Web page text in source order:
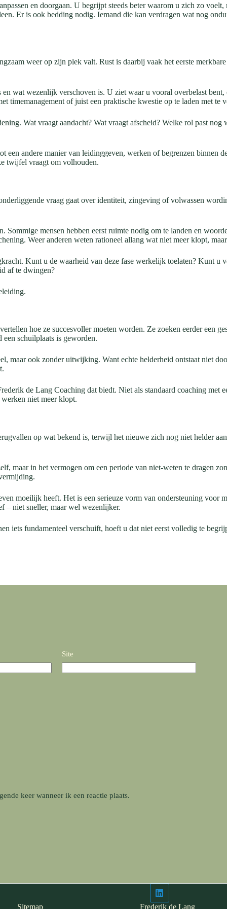
en doorgaan. U begrijpt steeds beter waarom u zich zo
Er is ook bedding nodig. Iemand die kan verdragen wat nog
weer op zijn plek valt. Rust is daarbij vaak het eerste
wat wezenlijk verschoven is. U ziet waar u vooral overbelast
timemanagement of juist een praktische kwestie op te laden met te
Wat vraagt aandacht? Wat vraagt afscheid? Welke rol past
een andere manier van leidinggeven, werken of begrenzen binnen
twijfel vraagt om volhouden.
vraag gaat over identiteit, zingeving of volwassen
Sommige mensen hebben eerst ruimte nodig om te landen en
Weer anderen weten rationeel allang wat niet meer klopt,
Kunt u de waarheid van deze fase werkelijk toelaten? Kunt u
af te dwingen?
hoe ze succesvoller moeten worden. Ze zoeken eerder een
schuilplaats is geworden.
maar ook zonder uitwijking. Want echte helderheid ontstaat niet
de Lang Coaching dat biedt. Niet als standaard coaching met
niet meer klopt.
op wat bekend is, terwijl het nieuwe zich nog niet helder
maar in het vermogen om een periode van niet-weten te dragen
moeilijk heeft. Het is een serieuze vorm van ondersteuning voor
– niet sneller, maar wel wezenlijker.
iets fundamenteel verschuift, hoeft u dat niet eerst volledig te
Site
keer wanneer ik een reactie plaats.
Sitemap Frederik de Lang